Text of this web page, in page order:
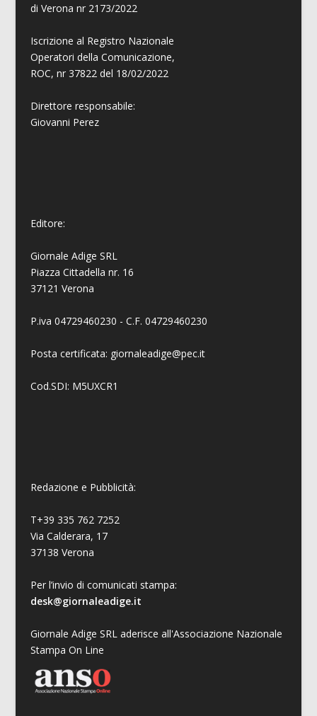
di Verona nr 2173/2022
Iscrizione al Registro Nazionale
Operatori della Comunicazione,
ROC, nr 37822 del 18/02/2022
Direttore responsabile:
Giovanni Perez
Editore:
Giornale Adige SRL
Piazza Cittadella nr. 16
37121 Verona
P.iva 04729460230 - C.F. 04729460230
Posta certificata: giornaleadige@pec.it
Cod.SDI: M5UXCR1
Redazione e Pubblicità:
T+39 335 762 7252
Via Calderara, 17
37138 Verona
Per l’invio di comunicati stampa:
desk@giornaleadige.it
Giornale Adige SRL aderisce all'Associazione Nazionale
Stampa On Line